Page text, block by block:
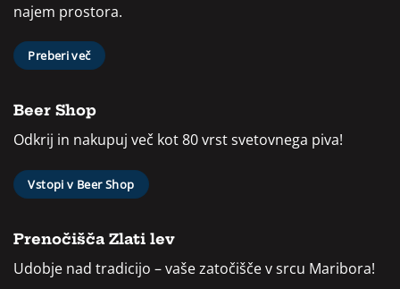
najem prostora.
Preberi več
Beer Shop
Odkrij in nakupuj več kot 80 vrst svetovnega piva!
Vstopi v Beer Shop
Prenočišča Zlati lev
Udobje nad tradicijo – vaše zatočišče v srcu Maribora!